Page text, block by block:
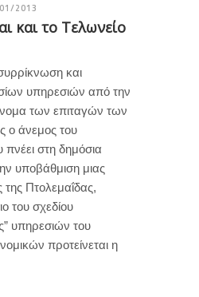
2013
και το Τελωνείο
και
υπηρεσιών από την
των επιταγών των
ο άνεμος του
πνέει στη δημόσια
υποβάθμιση μιας
Πτολεμαΐδας,
του σχεδίου
υπηρεσιών του
προτείνεται η